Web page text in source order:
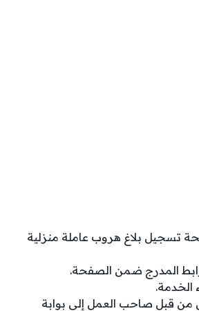
تسجيل بلاغ هروب عاملة منزلية
المدرج ضمن الصفحة.
الخدمة.
من قبل صاحب العمل إلى بوابة